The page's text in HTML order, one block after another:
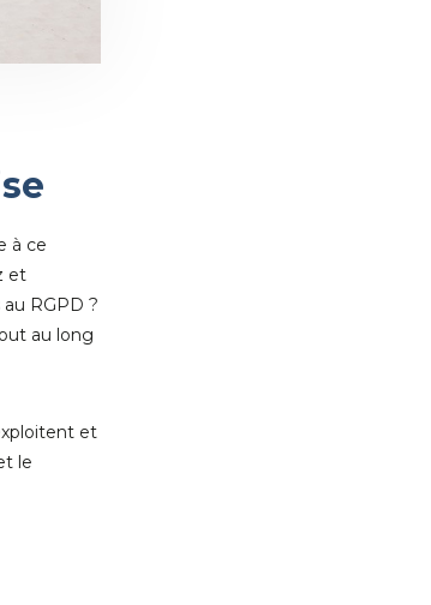
à ce
et
RGPD ?
au long
et
le